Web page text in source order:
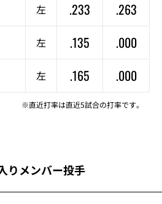
左 .233 .263
左 .135 .000
左 .165 .000
※直近打率は直近5試合の打率です。
りメンバー投手